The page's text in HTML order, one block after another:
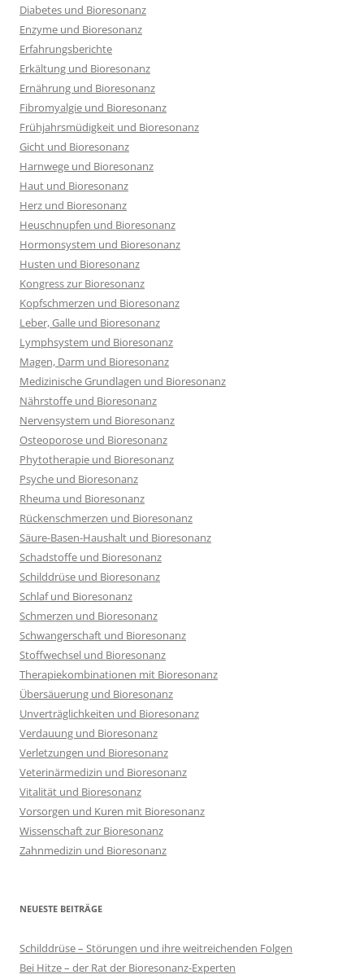
Diabetes und Bioresonanz
Enzyme und Bioresonanz
Erfahrungsberichte
Erkältung und Bioresonanz
Ernährung und Bioresonanz
Fibromyalgie und Bioresonanz
Frühjahrsmüdigkeit und Bioresonanz
Gicht und Bioresonanz
Harnwege und Bioresonanz
Haut und Bioresonanz
Herz und Bioresonanz
Heuschnupfen und Bioresonanz
Hormonsystem und Bioresonanz
Husten und Bioresonanz
Kongress zur Bioresonanz
Kopfschmerzen und Bioresonanz
Leber, Galle und Bioresonanz
Lymphsystem und Bioresonanz
Magen, Darm und Bioresonanz
Medizinische Grundlagen und Bioresonanz
Nährstoffe und Bioresonanz
Nervensystem und Bioresonanz
Osteoporose und Bioresonanz
Phytotherapie und Bioresonanz
Psyche und Bioresonanz
Rheuma und Bioresonanz
Rückenschmerzen und Bioresonanz
Säure-Basen-Haushalt und Bioresonanz
Schadstoffe und Bioresonanz
Schilddrüse und Bioresonanz
Schlaf und Bioresonanz
Schmerzen und Bioresonanz
Schwangerschaft und Bioresonanz
Stoffwechsel und Bioresonanz
Therapiekombinationen mit Bioresonanz
Übersäuerung und Bioresonanz
Unverträglichkeiten und Bioresonanz
Verdauung und Bioresonanz
Verletzungen und Bioresonanz
Veterinärmedizin und Bioresonanz
Vitalität und Bioresonanz
Vorsorgen und Kuren mit Bioresonanz
Wissenschaft zur Bioresonanz
Zahnmedizin und Bioresonanz
NEUESTE BEITRÄGE
Schilddrüse – Störungen und ihre weitreichenden Folgen
Bei Hitze – der Rat der Bioresonanz-Experten